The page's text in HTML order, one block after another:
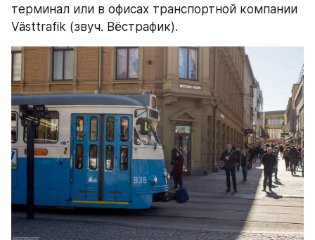
терминал или в офисах транспортной компании
Västtrafik (звуч. Вёстрафик).